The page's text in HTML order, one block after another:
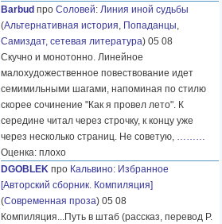
Barbud про Соловей: Линия иной судьбы
(Альтернативная история, Попаданцы,
Самиздат, сетевая литература) 05 08
Скучно и монотонно. Линейное
малохудожественное повествование идет
семимильными шагами, напоминая по стилю
скорее сочинение "Как я провел лето". К
середине читал через строчку, к концу уже
через несколько страниц. Не советую, ………
Оценка: плохо
DGOBLEK про Кальвино: Избранное
[Авторский сборник. Компиляция]
(Современная проза) 05 08
Компиляция...Путь в штаб (рассказ, перевод Р.